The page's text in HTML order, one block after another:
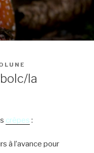
la
crêpes :
à l’avance pour